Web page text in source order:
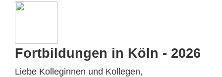
Fortbildungen in Köln - 2026
Liebe Kolleginnen und Kollegen,